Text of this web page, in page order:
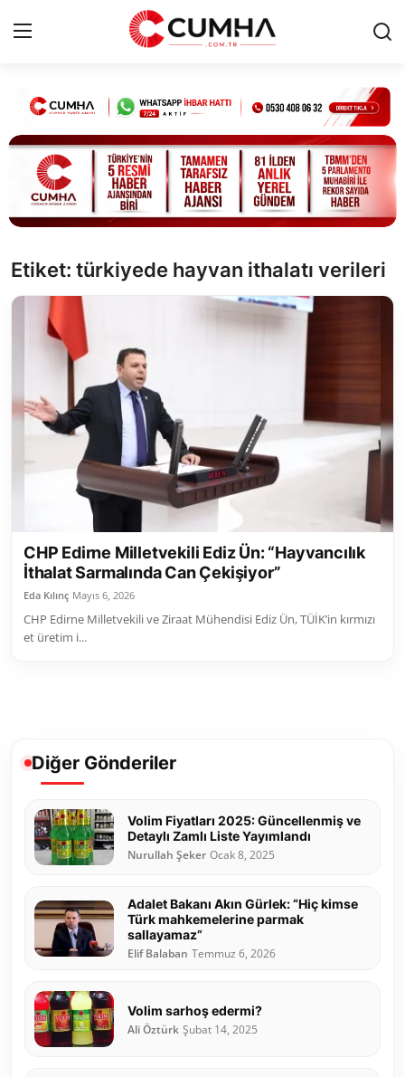
Kurumsal
Cumhurbaşkanlığı
Bakanlıklar
Siyasi Partiler
Yerel Yönetimler
Mülki İdare
Toplum ve Yaşam
Sivil Toplum Kuruluşları
Kamu Kurumları ve Üst Kurullar
Resmi Reklamlar
Etiket: türkiyede hayvan ithalatı verileri
CHP Edirne Milletvekili Ediz Ün: “Hayvancılık
İthalat Sarmalında Can Çekişiyor”
Eda Kılınç Mayıs 6, 2026
CHP Edirne Milletvekili ve Ziraat Mühendisi Ediz Ün, TÜİK’in kırmızı
et üretim i...
Diğer Gönderiler
Volim Fiyatları 2025: Güncellenmiş ve
Detaylı Zamlı Liste Yayımlandı
Nurullah Şeker Ocak 8, 2025
Adalet Bakanı Akın Gürlek: “Hiç kimse
Türk mahkemelerine parmak
sallayamaz”
Elif Balaban Temmuz 6, 2026
Volim sarhoş edermi?
Ali Öztürk Şubat 14, 2025